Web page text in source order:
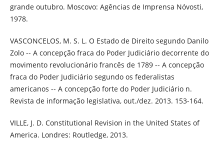
grande outubro. Moscovo: Agências de Imprensa Nóvosti,
1978.
VASCONCELOS, M. S. L. O Estado de Direito segundo Danilo
Zolo -- A concepção fraca do Poder Judiciário decorrente do
movimento revolucionário francês de 1789 -- A concepção
fraca do Poder Judiciário segundo os federalistas
americanos -- A concepção forte do Poder Judiciário n.
Revista de informação legislativa, out./dez. 2013. 153-164.
VILLE, J. D. Constitutional Revision in the United States of
America. Londres: Routledge, 2013.